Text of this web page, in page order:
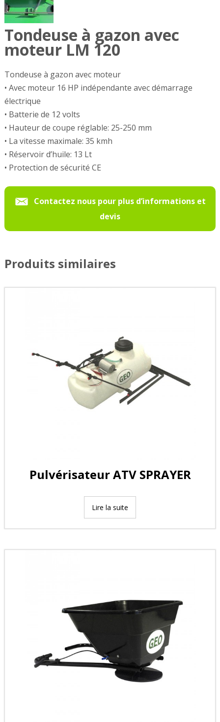
Tondeuse à gazon avec
moteur LM 120
Tondeuse à gazon avec moteur
• Avec moteur 16 HP indépendante avec démarrage
électrique
• Batterie de 12 volts
• Hauteur de coupe réglable: 25-250 mm
• La vitesse maximale: 35 kmh
• Réservoir d’huile: 13 Lt
• Protection de sécurité CE
Contactez nous pour plus d’informations et
devis
Produits similaires
Pulvérisateur ATV SPRAYER
Lire la suite